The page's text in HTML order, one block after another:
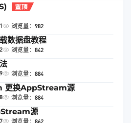
浏览量：982
数据盘教程
浏览量：842
浏览量：884
更换AppStream源
浏览量：884
源
浏览量：862